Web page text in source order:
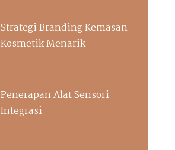
Strategi Branding Kemasan
Kosmetik Menarik
Penerapan Alat Sensori
Integrasi